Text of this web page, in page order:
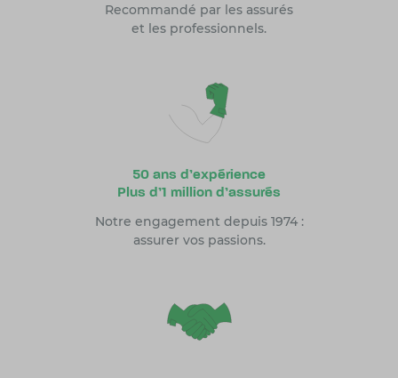
Recommandé par les assurés
et les professionnels.
50 ans d’expérience
Plus d’1 million d’assurés
Notre engagement depuis 1974 :
assurer vos passions.